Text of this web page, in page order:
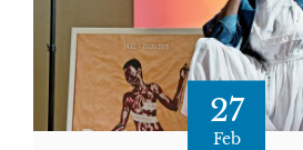
27
Feb